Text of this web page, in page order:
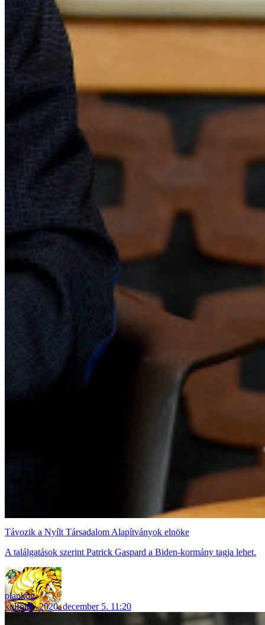
Távozik a Nyílt Társadalom Alapítványok elnöke
A találgatások szerint Patrick Gaspard a Biden-kormány tagja lehet.
plankog
külföld
2020. december 5. 11:20